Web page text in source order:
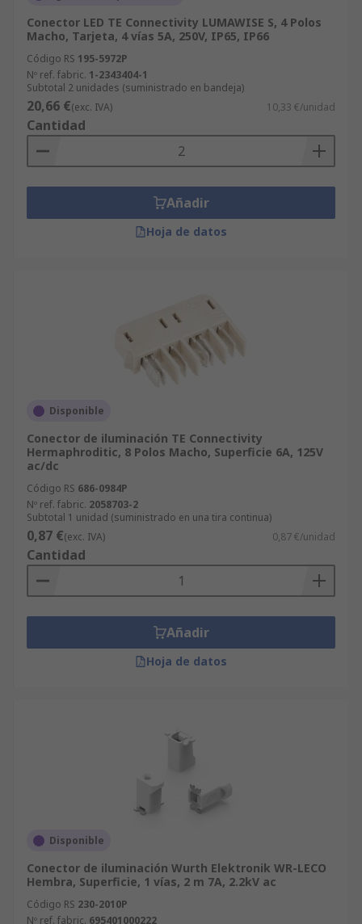
Conector LED TE Connectivity LUMAWISE S, 4 Polos
Macho, Tarjeta, 4 vías 5A, 250V, IP65, IP66
Código RS 195-5972P
Nº ref. fabric. 1-2343404-1
Subtotal 2 unidades (suministrado en bandeja)
20,66 €(exc. IVA) 10,33 €/unidad
Cantidad
Añadir
Hoja de datos
Disponible
Conector de iluminación TE Connectivity
Hermaphroditic, 8 Polos Macho, Superficie 6A, 125V
ac/dc
Código RS 686-0984P
Nº ref. fabric. 2058703-2
Subtotal 1 unidad (suministrado en una tira continua)
0,87 €(exc. IVA) 0,87 €/unidad
Cantidad
Añadir
Hoja de datos
Disponible
Conector de iluminación Wurth Elektronik WR-LECO
Hembra, Superficie, 1 vías, 2 m 7A, 2.2kV ac
Código RS 230-2010P
Nº ref. fabric. 695401000222